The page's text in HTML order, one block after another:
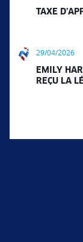
TAXE
29/04/2026
EMILY
REÇU LA